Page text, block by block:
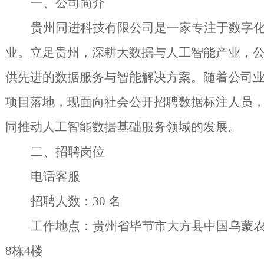
一、 公司简介
贵州 同进科技有限公司是一家专注于数字
业。 立足贵州，深耕大数据与人工智能产业 ，
供先进的数据服务与智能解决方案。随着公司
项目落地，现面向社会公开招聘数据标注人员
同推动人工智能数据基础服务领域的发展。
二、 招聘岗位
电话客服
招聘人数： 30 名
工作地点：贵州省毕节市大方县中国乌蒙
8栋4楼